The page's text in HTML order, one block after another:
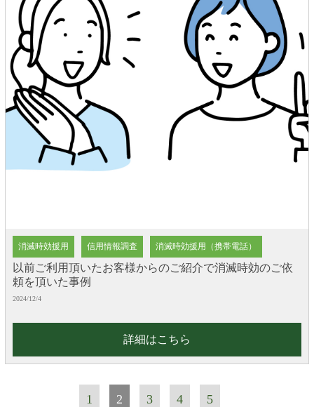
消滅時効援用 信用情報調査 消滅時効援用（携帯電話）
以前ご利用頂いたお客様からのご紹介で消滅時効のご依
頼を頂いた事例
2024/12/4
詳細はこちら
1 2 3 4 5